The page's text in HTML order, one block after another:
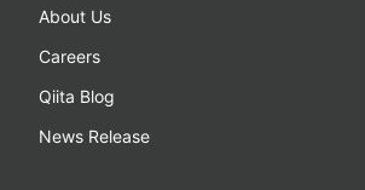
About Us
Careers
Qiita Blog
News Release